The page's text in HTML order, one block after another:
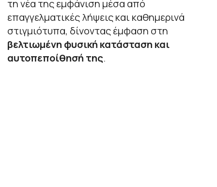
τη νέα της εμφάνιση μέσα από
επαγγελματικές λήψεις και καθημερινά
στιγμιότυπα, δίνοντας έμφαση στη
βελτιωμένη φυσική κατάσταση και
αυτοπεποίθησή της.